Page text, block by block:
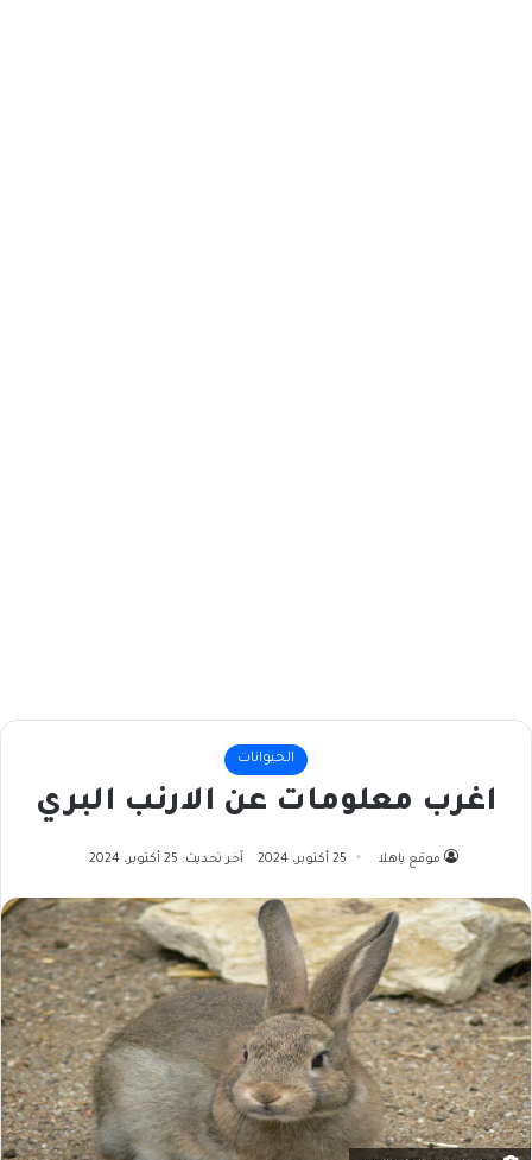
الحيوانات
اغرب معلومات عن الارنب البري
موقع ياهلا 25 أكتوبر، 2024 آخر تحديث: 25 أكتوبر، 2024